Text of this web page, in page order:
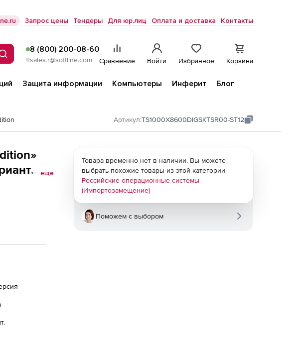
Запрос цены Тендеры Для юр.лиц Оплата и доставка Контакты
Поиск
8 (800) 200-08-60
sales.r@softline.com Сравнение Войти Избранное Корзина
Защита информации Компьютеры Инферит
Блог
Артикул:TS1000Х8600DIGSKTSR00-ST12
еще
Товара временно нет в наличии. Вы можете
выбрать похожие товары из этой категории
Российские операционные системы
(Импортозамещение)
Поможем с выбором